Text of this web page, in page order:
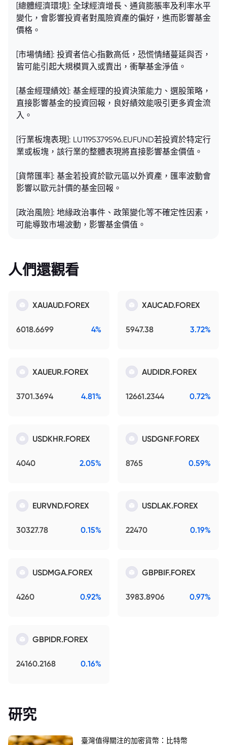
[總體經濟環境]: 全球經濟增長、通貨膨脹率及利率水平
變化，會影響投資者對風險資產的偏好，進而影響基金
價格。
[市場情緒]: 投資者信心指數高低，恐慌情緒蔓延與否，
皆可能引起大規模買入或賣出，衝擊基金淨值。
[基金經理績效]: 基金經理的投資決策能力、選股策略，
直接影響基金的投資回報，良好績效能吸引更多資金流
入。
[行業板塊表現]: LU1195379596.EUFUND若投資於特定行
業或板塊，該行業的整體表現將直接影響基金價值。
[貨幣匯率]: 基金若投資於歐元區以外資產，匯率波動會
影響以歐元計價的基金回報。
[政治風險]: 地緣政治事件、政策變化等不確定性因素，
可能導致市場波動，影響基金價值。
人們還觀看
XAUAUD.FOREX
6018.6699 4%
XAUCAD.FOREX
5947.38 3.72%
XAUEUR.FOREX
3701.3694 4.81%
AUDIDR.FOREX
12661.2344 0.72%
USDKHR.FOREX
4040 2.05%
USDGNF.FOREX
8765 0.59%
EURVND.FOREX
30327.78 0.15%
USDLAK.FOREX
22470 0.19%
USDMGA.FOREX
4260 0.92%
GBPBIF.FOREX
3983.8906 0.97%
GBPIDR.FOREX
24160.2168 0.16%
研究
臺灣值得關注的加密貨幣：比特幣